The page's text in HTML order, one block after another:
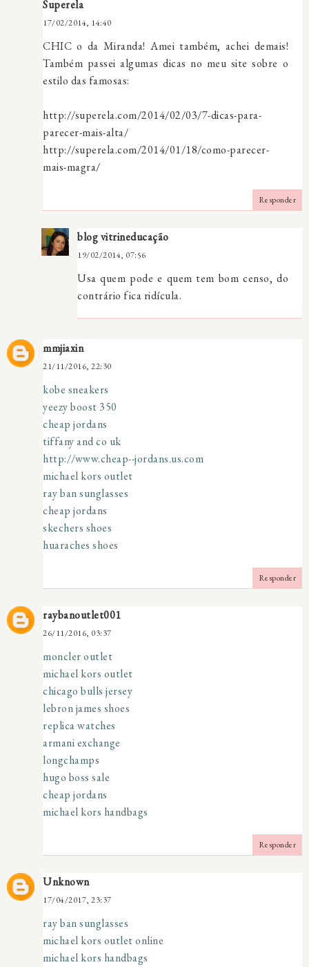
Superela
17/02/2014, 14:40
CHIC o da Miranda! Amei também, achei demais!
Também passei algumas dicas no meu site sobre o
estilo das famosas:
http://superela.com/2014/02/03/7-dicas-para-
parecer-mais-alta/
http://superela.com/2014/01/18/como-parecer-
mais-magra/
Responder
blog vitrineducação
19/02/2014, 07:56
Usa quem pode e quem tem bom censo, do
contrário fica ridícula.
mmjiaxin
21/11/2016, 22:30
kobe sneakers
yeezy boost 350
cheap jordans
tiffany and co uk
http://www.cheap--jordans.us.com
michael kors outlet
ray ban sunglasses
cheap jordans
skechers shoes
huaraches shoes
Responder
raybanoutlet001
26/11/2016, 03:37
moncler outlet
michael kors outlet
chicago bulls jersey
lebron james shoes
replica watches
armani exchange
longchamps
hugo boss sale
cheap jordans
michael kors handbags
Responder
Unknown
17/04/2017, 23:37
ray ban sunglasses
michael kors outlet online
michael kors handbags